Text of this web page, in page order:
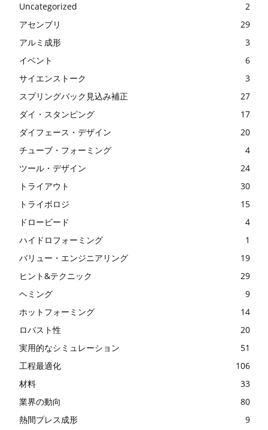
Uncategorized
2
アセンブリ
29
アルミ成形
3
イベント
6
サイエンストーク
3
スプリングバック見込み補正
27
ダイ・スタンピング
17
ダイフェース・デザイン
20
チューブ・フォーミング
4
ツール・デザイン
24
トライアウト
30
トライボロジ
15
ドロービード
4
ハイドロフォーミング
1
バリュー・エンジニアリング
19
ヒント&テクニック
29
ヘミング
9
ホットフォーミング
14
ロバスト性
20
実用的なシミュレーション
51
工程最適化
106
材料
33
業界の動向
80
熱間プレス成形
9